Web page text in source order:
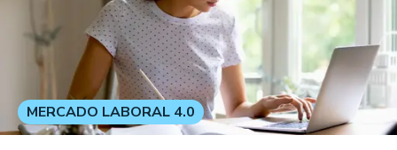
MERCADO LABORAL 4.0